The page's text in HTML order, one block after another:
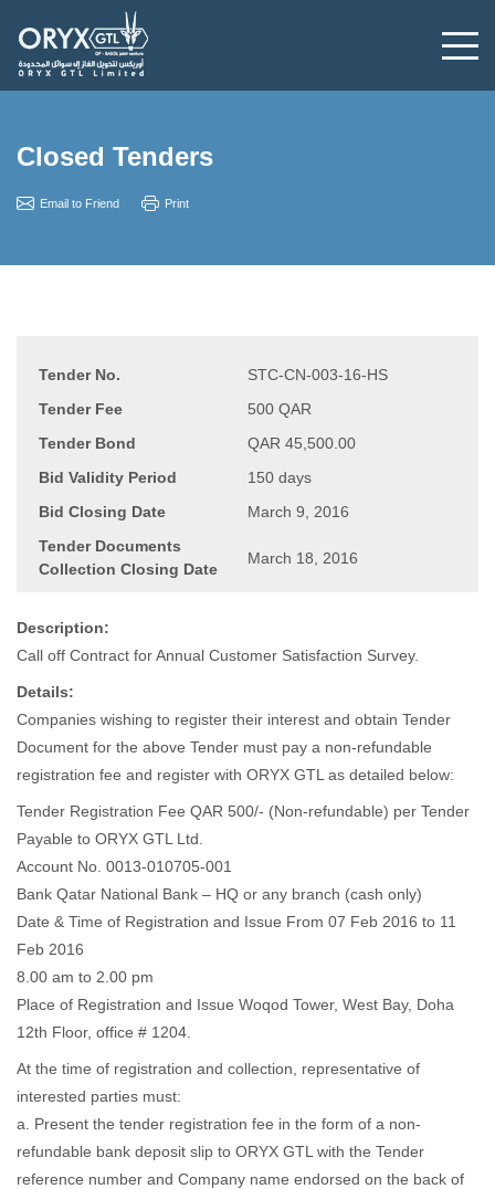
Closed Tenders
Email to Friend Print
Tender No.
STC-CN-003-16-HS
Tender Fee
500 QAR
Tender Bond
QAR 45,500.00
Bid Validity Period
150 days
Bid Closing Date
March 9, 2016
Tender Documents
Collection Closing Date
March 18, 2016
Description:
Call off Contract for Annual Customer Satisfaction Survey.
Details:
Companies wishing to register their interest and obtain Tender
Document for the above Tender must pay a non-refundable
registration fee and register with ORYX GTL as detailed below:
Tender Registration Fee QAR 500/- (Non-refundable) per Tender
Payable to ORYX GTL Ltd.
Account No. 0013-010705-001
Bank Qatar National Bank – HQ or any branch (cash only)
Date & Time of Registration and Issue From 07 Feb 2016 to 11
Feb 2016
8.00 am to 2.00 pm
Place of Registration and Issue Woqod Tower, West Bay, Doha
12th Floor, office # 1204.
At the time of registration and collection, representative of
interested parties must:
a. Present the tender registration fee in the form of a non-
refundable bank deposit slip to ORYX GTL with the Tender
reference number and Company name endorsed on the back of